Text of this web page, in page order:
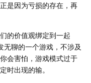
是因为亏损的存在，再
的价值观绑定到一起
聊的一个游戏，不涉及
会害怕，游戏模式过于
时出现的输。